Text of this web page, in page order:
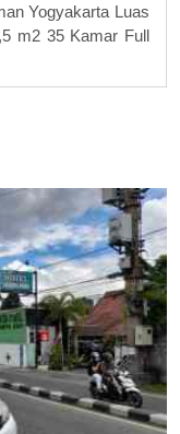
Yogyakarta Luas
m2 35 Kamar Full